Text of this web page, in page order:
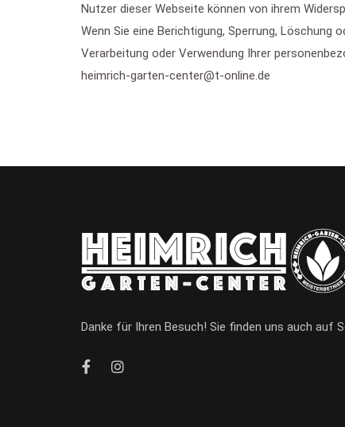
Nutzer dieser Webseite können von ihrem
Wenn Sie eine Berichtigung, Sperrung, Löschung
Verarbeitung oder Verwendung Ihrer
heimrich-garten-center@t-online.de
Danke für Ihren Besuch! Sie finden uns auch auf